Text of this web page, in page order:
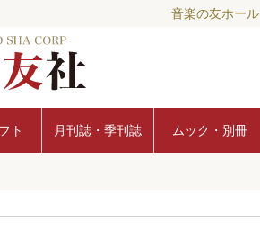
音楽の友ホール
ト 月刊誌・季刊誌 ムック・別冊